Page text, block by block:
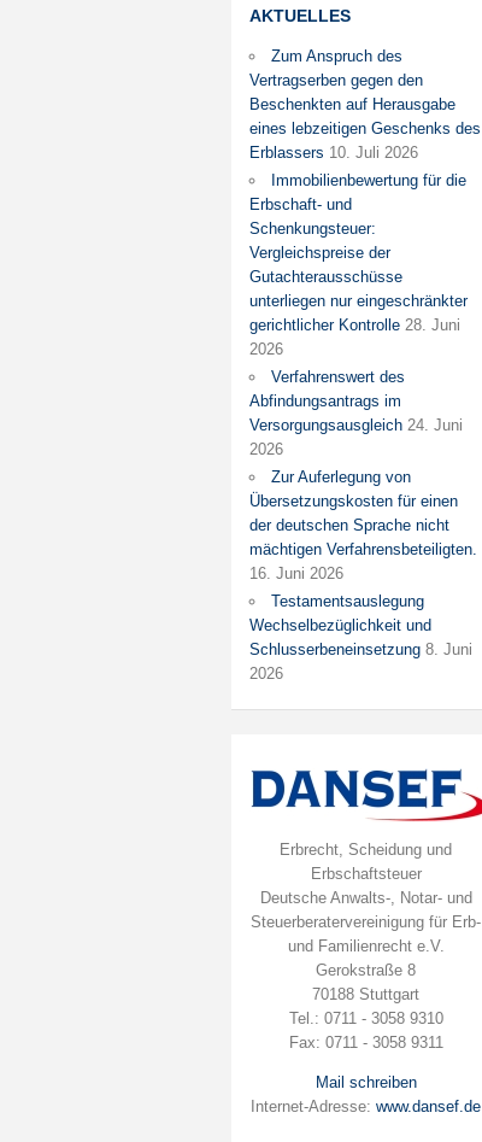
AKTUELLES
Zum Anspruch des
Vertragserben gegen den
Beschenkten auf Herausgabe
eines lebzeitigen Geschenks des
Erblassers 10. Juli 2026
Immobilienbewertung für die
Erbschaft- und
Schenkungsteuer:
Vergleichspreise der
Gutachterausschüsse
unterliegen nur eingeschränkter
gerichtlicher Kontrolle 28. Juni
2026
Verfahrenswert des
Abfindungsantrags im
Versorgungsausgleich 24. Juni
2026
Zur Auferlegung von
Übersetzungskosten für einen
der deutschen Sprache nicht
mächtigen Verfahrensbeteiligten.
16. Juni 2026
Testamentsauslegung
Wechselbezüglichkeit und
Schlusserbeneinsetzung 8. Juni
2026
Erbrecht, Scheidung und
Erbschaftsteuer
Deutsche Anwalts-, Notar- und
Steuerberatervereinigung für Erb-
und Familienrecht e.V.
Gerokstraße 8
70188 Stuttgart
Tel.: 0711 - 3058 9310
Fax: 0711 - 3058 9311
Mail schreiben
Internet-Adresse:www.dansef.de